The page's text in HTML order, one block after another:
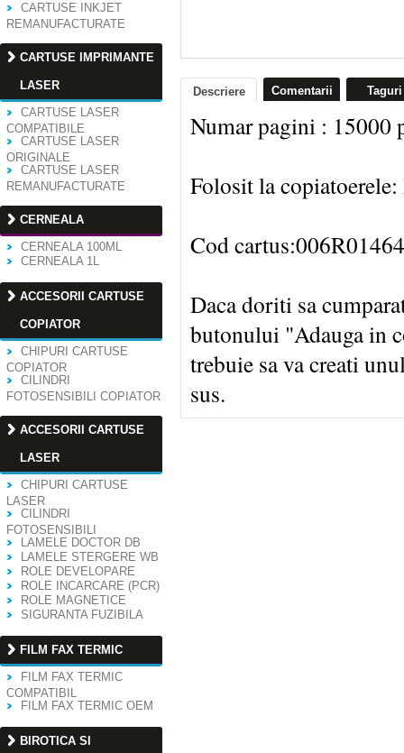
CARTUSE INKJET
REMANUFACTURATE
CARTUSE IMPRIMANTE
LASER
CARTUSE LASER
COMPATIBILE
CARTUSE LASER
ORIGINALE
CARTUSE LASER
REMANUFACTURATE
CERNEALA
CERNEALA 100ML
CERNEALA 1L
ACCESORII CARTUSE
COPIATOR
CHIPURI CARTUSE
COPIATOR
CILINDRI
FOTOSENSIBILI COPIATOR
ACCESORII CARTUSE
LASER
CHIPURI CARTUSE
LASER
CILINDRI
FOTOSENSIBILI
LAMELE DOCTOR DB
LAMELE STERGERE WB
ROLE DEVELOPARE
ROLE INCARCARE (PCR)
ROLE MAGNETICE
SIGURANTA FUZIBILA
FILM FAX TERMIC
FILM FAX TERMIC
COMPATIBIL
FILM FAX TERMIC OEM
BIROTICA SI
Descriere Comentarii Taguri
Numar pagini : 15000
Folosit la
Cod cartus:006R01464
Daca doriti sa
butonului "Adauga in
trebuie sa va creati
sus.